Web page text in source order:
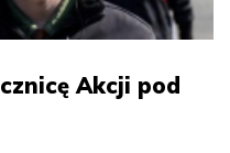
Akcji pod